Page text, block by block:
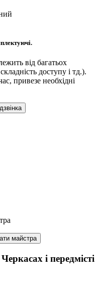
від багатьох
доступу і тд.).
привезе необхідні
майстра
і передмісті